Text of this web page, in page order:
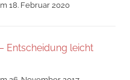
18. Februar 2020
Entscheidung leicht